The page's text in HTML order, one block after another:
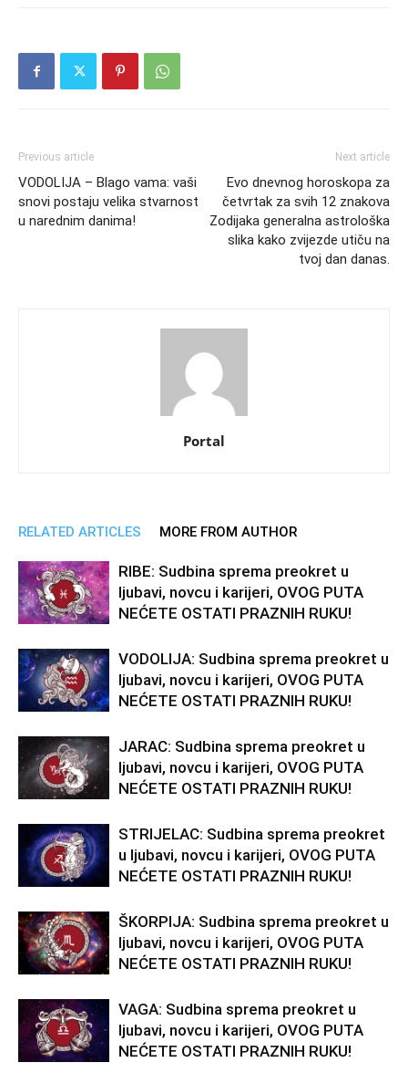
Previous article
VODOLIJA – Blago vama: vaši
snovi postaju velika stvarnost
u narednim danima!
Next article
Evo dnevnog horoskopa za
četvrtak za svih 12 znakova
Zodijaka generalna astrološka
slika kako zvijezde utiču na
tvoj dan danas.
Portal
RELATED ARTICLES MORE FROM AUTHOR
RIBE: Sudbina sprema preokret u
ljubavi, novcu i karijeri, OVOG PUTA
NEĆETE OSTATI PRAZNIH RUKU!
VODOLIJA: Sudbina sprema preokret u
ljubavi, novcu i karijeri, OVOG PUTA
NEĆETE OSTATI PRAZNIH RUKU!
JARAC: Sudbina sprema preokret u
ljubavi, novcu i karijeri, OVOG PUTA
NEĆETE OSTATI PRAZNIH RUKU!
STRIJELAC: Sudbina sprema preokret
u ljubavi, novcu i karijeri, OVOG PUTA
NEĆETE OSTATI PRAZNIH RUKU!
ŠKORPIJA: Sudbina sprema preokret u
ljubavi, novcu i karijeri, OVOG PUTA
NEĆETE OSTATI PRAZNIH RUKU!
VAGA: Sudbina sprema preokret u
ljubavi, novcu i karijeri, OVOG PUTA
NEĆETE OSTATI PRAZNIH RUKU!